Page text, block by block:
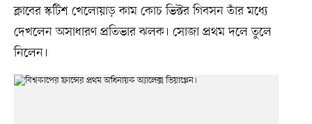
ক্লাবের স্কটিশ খেলোয়াড় কাম কোচ ভিক্টর গিবসন তাঁর মধ্যে
দেখলেন অসাধারণ প্রতিভার ঝলক। সোজা প্রথম দলে তুলে
নিলেন।